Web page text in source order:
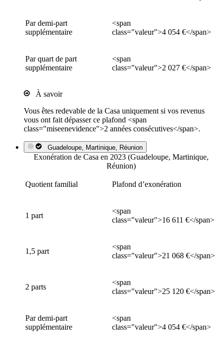
Par demi-part
supplémentaire
<span
class="valeur">4 054 €</span>
Par quart de part
supplémentaire
<span
class="valeur">2 027 €</span>
À savoir
Vous êtes redevable de la Casa uniquement si vos revenus
vous ont fait dépasser ce plafond <span
class="miseenevidence">2 années consécutives</span>.
Guadeloupe, Martinique, Réunion
Exonération de Casa en 2023 (Guadeloupe, Martinique,
Réunion)
Quotient familial Plafond d’exonération
1 part
<span
class="valeur">16 611 €</span>
1,5 part
<span
class="valeur">21 068 €</span>
2 parts
<span
class="valeur">25 120 €</span>
Par demi-part
supplémentaire
<span
class="valeur">4 054 €</span>